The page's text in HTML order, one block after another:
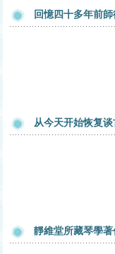
回憶四十多年前
从今天开始恢复谈
靜維堂所藏琴學